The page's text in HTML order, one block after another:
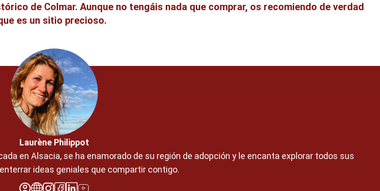
de Colmar. Aunque no tengáis nada que comprar, os recomiendo de verdad
es un sitio precioso.
Laurène Philippot
en Alsacia, se ha enamorado de su región de adopción y le encanta explorar todos sus
ideas geniales que compartir contigo.